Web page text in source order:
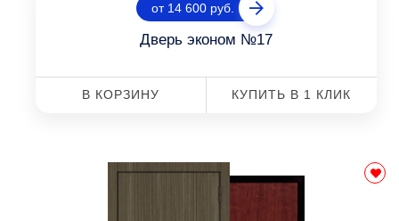
от 14 600 руб.
Дверь эконом №17
В КОРЗИНУ КУПИТЬ В 1 КЛИК